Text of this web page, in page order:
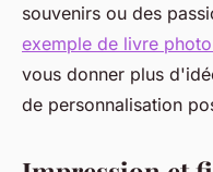
souvenirs ou des
exemple de livre
vous donner plus
de personnalisation